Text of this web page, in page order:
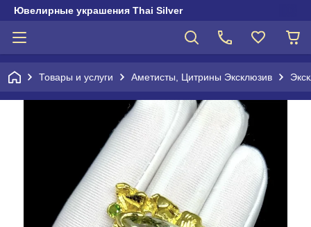
Ювелирные украшения Thai Silver
Товары и услуги Аметисты, Цитрины Эксклюзив